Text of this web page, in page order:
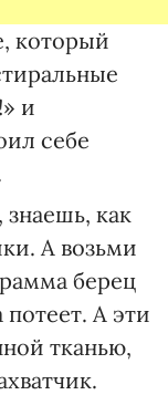
который
и
себе
как
А возьми
берец
А эти
тканью,